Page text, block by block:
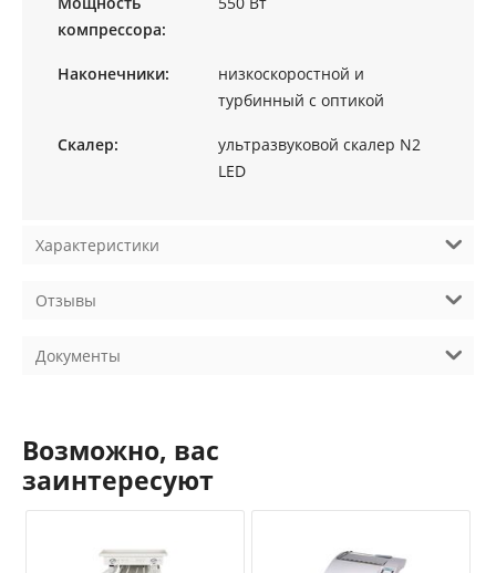
компрессора:
Наконечники:
низкоскоростной и
турбинный с оптикой
Скалер:
ультразвуковой скалер N2
LED
Характеристики
Отзывы
Документы
Возможно, вас
заинтересуют